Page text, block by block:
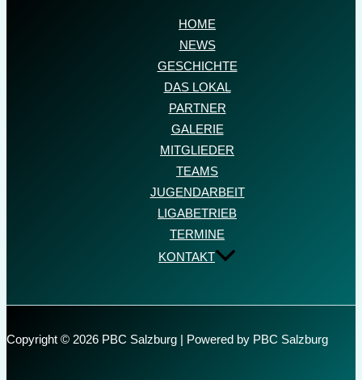
HOME
NEWS
GESCHICHTE
DAS LOKAL
PARTNER
GALERIE
MITGLIEDER
TEAMS
JUGENDARBEIT
LIGABETRIEB
TERMINE
KONTAKT
Copyright © 2026 PBC Salzburg | Powered by PBC Salzburg